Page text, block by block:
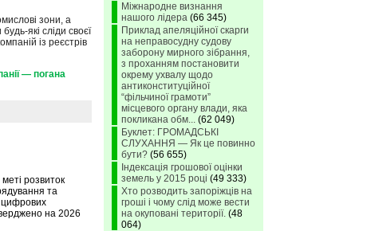
зони, а
які сліди своєї
із реєстрів
— погана
розвиток
та
цифрових
на 2026
Міжнародне визнання
нашого лідера (66 345)
Приклад апеляційної скарги
на неправосудну судову
заборону мирного зібрання,
з проханням постановити
окрему ухвалу щодо
антиконституційної
“фільчиної грамоти”
місцевого органу влади, яка
покликана обм... (62 049)
Буклет: ГРОМАДСЬКІ
СЛУХАННЯ — Як це повинно
бути? (56 655)
Індексація грошової оцінки
земель у 2015 році (49 333)
Хто розводить запоріжців на
гроші і чому слід може вести
на окуповані території. (48
064)